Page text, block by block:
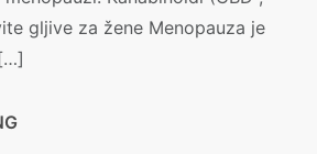
gljive za žene Menopauza je